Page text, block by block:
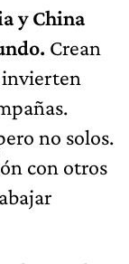
y China
Crean
invierten
no solos.
con otros